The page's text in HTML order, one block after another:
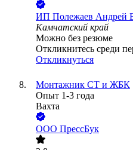
ИП Полежаев Андрей
Камчатский край
Можно без резюме
Откликнитесь среди
Откликнуться
Монтажник СТ и ЖБК
Опыт 1-3 года
Вахта
ООО ПрессБук